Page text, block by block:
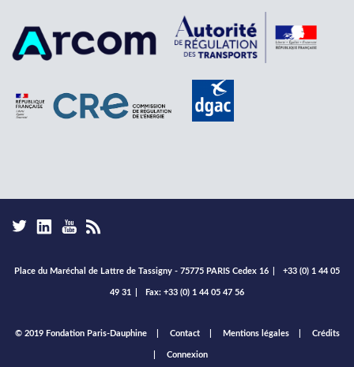
Place du Maréchal de Lattre de Tassigny - 75775 PARIS Cedex 16 +33 (0) 1 44 05
49 31 Fax: +33 (0) 1 44 05 47 56
Footer
© 2019 Fondation Paris-Dauphine Contact Mentions légales Crédits
Connexion